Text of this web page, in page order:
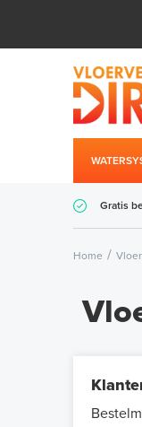
Gratis
Home